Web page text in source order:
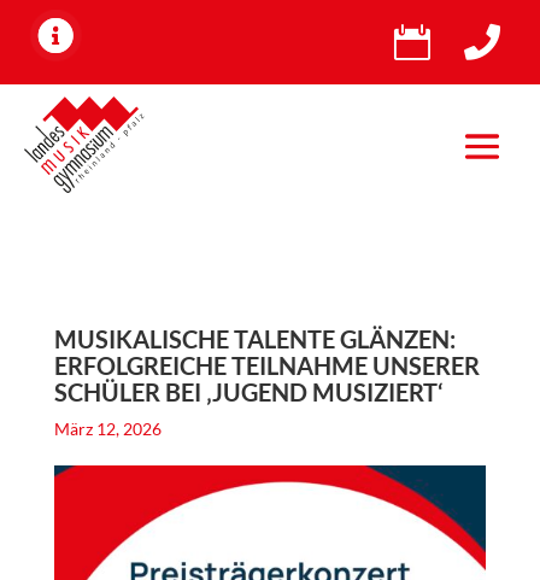
 
MUSIKALISCHE TALENTE GLÄNZEN:
ERFOLGREICHE TEILNAHME UNSERER
SCHÜLER BEI ‚JUGEND MUSIZIERT‘
März 12, 2026